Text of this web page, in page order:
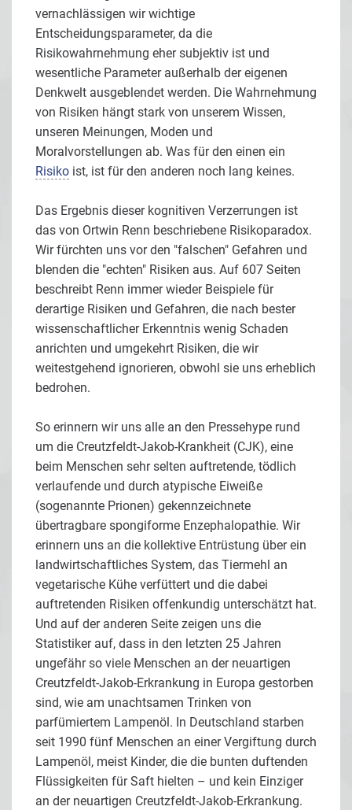
vernachlässigen wir wichtige
Entscheidungsparameter, da die
Risikowahrnehmung eher subjektiv ist und
wesentliche Parameter außerhalb der eigenen
Denkwelt ausgeblendet werden. Die Wahrnehmung
von Risiken hängt stark von unserem Wissen,
unseren Meinungen, Moden und
Moralvorstellungen ab. Was für den einen ein
Risiko ist, ist für den anderen noch lang keines.
Das Ergebnis dieser kognitiven Verzerrungen ist
das von Ortwin Renn beschriebene Risikoparadox.
Wir fürchten uns vor den "falschen" Gefahren und
blenden die "echten" Risiken aus. Auf 607 Seiten
beschreibt Renn immer wieder Beispiele für
derartige Risiken und Gefahren, die nach bester
wissenschaftlicher Erkenntnis wenig Schaden
anrichten und umgekehrt Risiken, die wir
weitestgehend ignorieren, obwohl sie uns erheblich
bedrohen.
So erinnern wir uns alle an den Pressehype rund
um die Creutzfeldt-Jakob-Krankheit (CJK), eine
beim Menschen sehr selten auftretende, tödlich
verlaufende und durch atypische Eiweiße
(sogenannte Prionen) gekennzeichnete
übertragbare spongiforme Enzephalopathie. Wir
erinnern uns an die kollektive Entrüstung über ein
landwirtschaftliches System, das Tiermehl an
vegetarische Kühe verfüttert und die dabei
auftretenden Risiken offenkundig unterschätzt hat.
Und auf der anderen Seite zeigen uns die
Statistiker auf, dass in den letzten 25 Jahren
ungefähr so viele Menschen an der neuartigen
Creutzfeldt-Jakob-Erkrankung in Europa gestorben
sind, wie am unachtsamen Trinken von
parfümiertem Lampenöl. In Deutschland starben
seit 1990 fünf Menschen an einer Vergiftung durch
Lampenöl, meist Kinder, die die bunten duftenden
Flüssigkeiten für Saft hielten – und kein Einziger
an der neuartigen Creutzfeldt-Jakob-Erkrankung.